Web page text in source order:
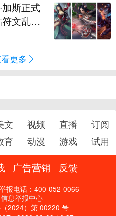
斯正式
文乱
更多
文 视频 直播
订阅
育 动漫 游戏 试用
广告营销 反馈
报电话：400-052-0066
息举报中心
2024）第 00220 号